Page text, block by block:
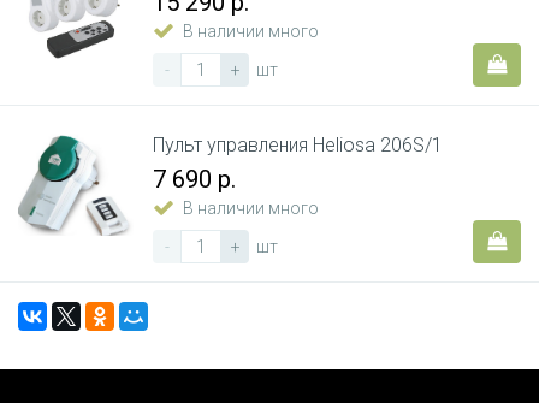
В наличии много
-
+ шт
Пульт управления Heliosa 206S/1
7 690 р.
В наличии много
-
+ шт